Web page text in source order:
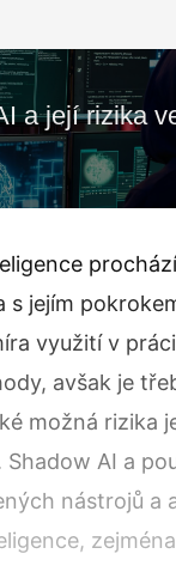
a její rizika
s jejím
využití v
avšak je
možná rizika
Shadow AI a
nástrojů a